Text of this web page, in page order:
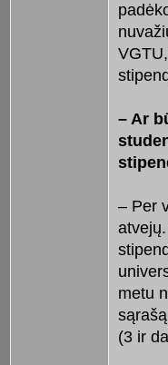
– Ar
– Per
metu
(3 ir